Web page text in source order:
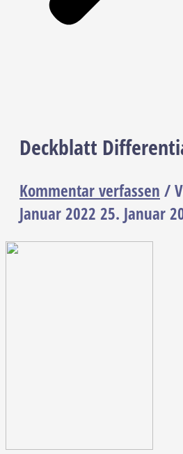
Deckblatt
Kommentar verfassen /
Januar 2022 25. Januar